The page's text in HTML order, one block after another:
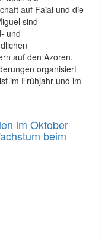
auf Faial und die
sind
und
auf den Azoren.
organisiert
im Frühjahr und im
im Oktober
beim